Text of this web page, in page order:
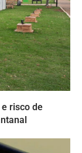
risco de